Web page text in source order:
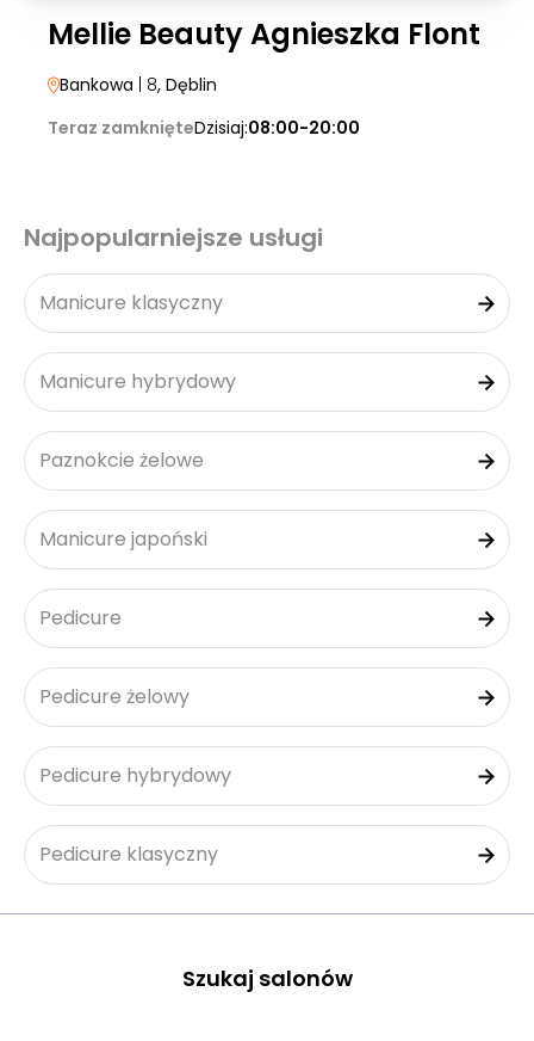
Mellie Beauty Agnieszka Flont
Bankowa | 8, Dęblin
Teraz zamknięteDzisiaj:08:00-20:00
Najpopularniejsze usługi
Manicure klasyczny
Manicure hybrydowy
Paznokcie żelowe
Manicure japoński
Pedicure
Pedicure żelowy
Pedicure hybrydowy
Pedicure klasyczny
Szukaj salonów